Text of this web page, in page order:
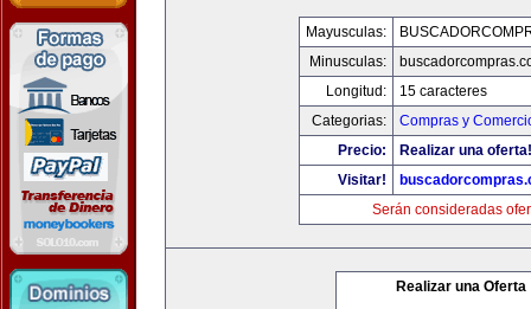
Mayusculas:
Minusculas:
Longitud:
15 caracteres
Categorias:
Compras y
Precio:
Realizar una oferta!
Visitar!
Serán consideradas
Realizar una Oferta